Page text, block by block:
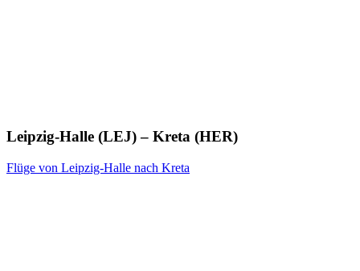
Leipzig-Halle (LEJ) – Kreta (HER)
Flüge von Leipzig-Halle nach Kreta